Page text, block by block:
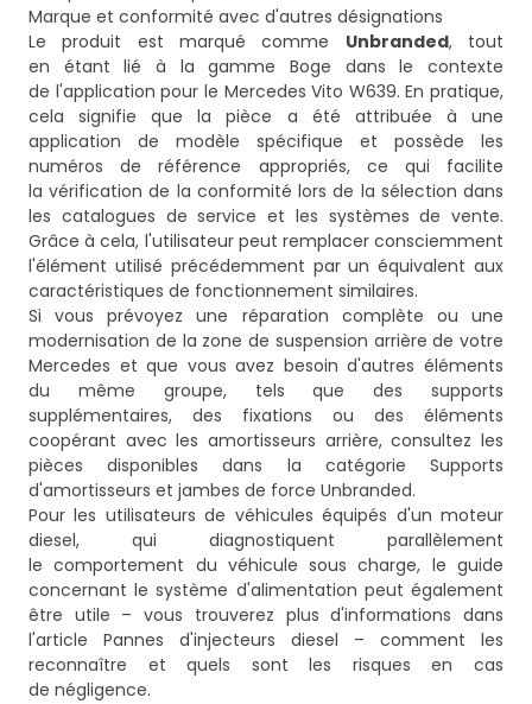
Marque et conformité avec d'autres désignations
Le produit est marqué comme Unbranded, tout
en étant lié à la gamme Boge dans le contexte
de l'application pour le Mercedes Vito W639. En pratique,
cela signifie que la pièce a été attribuée à une
application de modèle spécifique et possède les
numéros de référence appropriés, ce qui facilite
la vérification de la conformité lors de la sélection dans
les catalogues de service et les systèmes de vente.
Grâce à cela, l'utilisateur peut remplacer consciemment
l'élément utilisé précédemment par un équivalent aux
caractéristiques de fonctionnement similaires.
Si vous prévoyez une réparation complète ou une
modernisation de la zone de suspension arrière de votre
Mercedes et que vous avez besoin d'autres éléments
du même groupe, tels que des supports
supplémentaires, des fixations ou des éléments
coopérant avec les amortisseurs arrière, consultez les
pièces disponibles dans la catégorie Supports
d'amortisseurs et jambes de force Unbranded.
Pour les utilisateurs de véhicules équipés d'un moteur
diesel, qui diagnostiquent parallèlement
le comportement du véhicule sous charge, le guide
concernant le système d'alimentation peut également
être utile – vous trouverez plus d'informations dans
l'article Pannes d'injecteurs diesel – comment les
reconnaître et quels sont les risques en cas
de négligence.